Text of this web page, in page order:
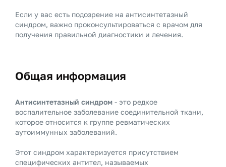
Если у вас есть подозрение на антисинтетазный
синдром, важно проконсультироваться с врачом для
получения правильной диагностики и лечения.
Общая информация
Антисинтетазный синдром - это редкое
воспалительное заболевание соединительной ткани,
которое относится к группе ревматических
аутоиммунных заболеваний.
Этот синдром характеризуется присутствием
специфических антител, называемых